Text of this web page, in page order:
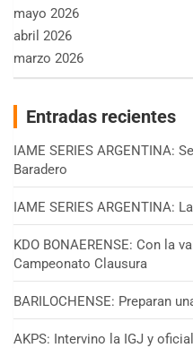
mayo 2026
abril 2026
marzo 2026
Entradas recientes
IAME SERIES ARGENTINA:
Baradero
IAME SERIES ARGENTINA:
KDO BONAERENSE: Con la
Campeonato Clausura
BARILOCHENSE: Preparan
AKPS: Intervino la IGJ y